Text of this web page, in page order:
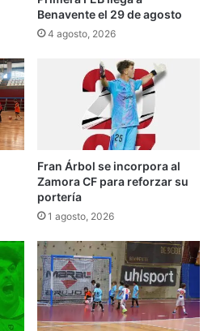
Benavente el 29 de agosto
4 agosto, 2026
Fran Árbol se incorpora al
Zamora CF para reforzar su
portería
1 agosto, 2026